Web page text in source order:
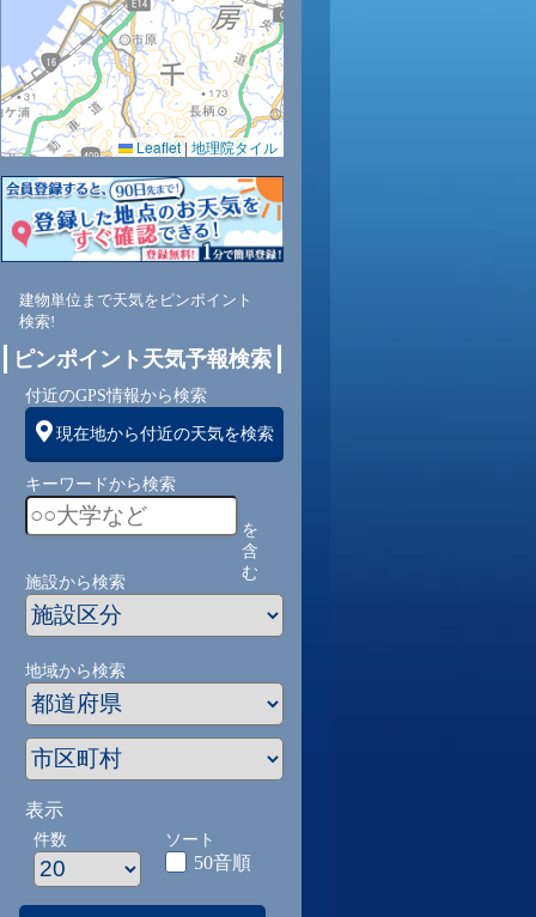
Leaflet| 地理院タイル
建物単位まで天気をピンポイント
検索!
ピンポイント天気予報検索
付近のGPS情報から検索
現在地から付近の天気を検索
キーワードから検索
を
含
む
施設から検索
地域から検索
表示
件数 ソート
50音順